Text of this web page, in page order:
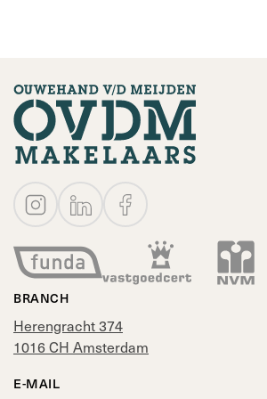
BRANCH
Herengracht 374
1016 CH Amsterdam
E-MAIL